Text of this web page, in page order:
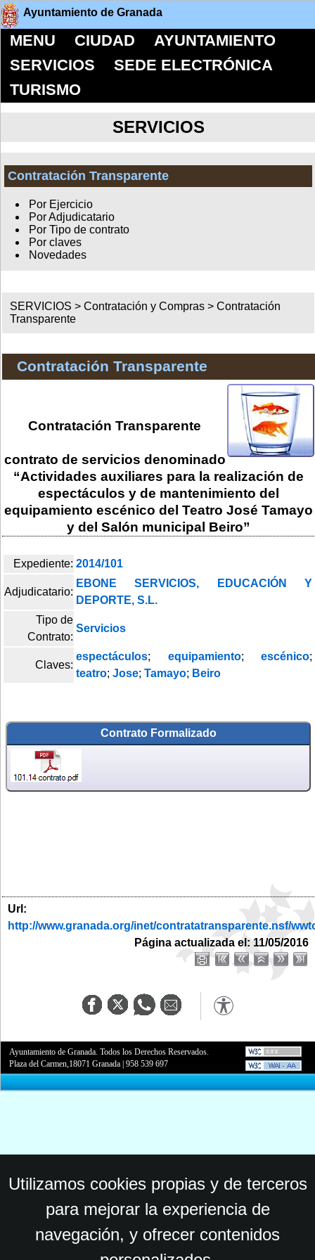
Ayuntamiento de Granada
MENU CIUDAD
AYUNTAMIENTO
SERVICIOS
SEDE ELECTRÓNICA
TURISMO
SERVICIOS
Contratación Transparente
Por Ejercicio
Por Adjudicatario
Por Tipo de contrato
Por claves
Novedades
SERVICIOS >Contratación y Compras >Contratación
Transparente
Contratación Transparente
Contratación Transparente
contrato de servicios denominado
“Actividades auxiliares para la realización de
espectáculos y de mantenimiento del
equipamiento escénico del Teatro José Tamayo
y del Salón municipal Beiro”
Expediente: 2014/101
Adjudicatario:
EBONE SERVICIOS, EDUCACIÓN Y
DEPORTE, S.L.
Tipo de
Contrato:
Servicios
Claves:
espectáculos; equipamiento; escénico;
teatro; Jose; Tamayo; Beiro
Contrato Formalizado
Url:
http://www.granada.org/inet/contratatransparente.nsf/
Página actualizada el: 11/05/2016
Ayuntamiento de Granada. Todos los Derechos Reservados.
Plaza del Carmen,18071 Granada |958 539 697
Utilizamos cookies propias y de terceros
para mejorar la experiencia de
navegación, y ofrecer contenidos